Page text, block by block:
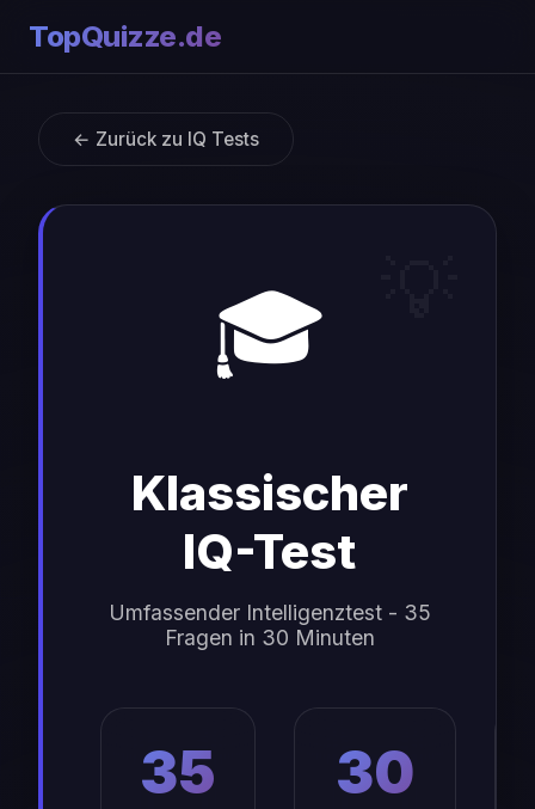
TopQuizze.de
← Zurück zu IQ Tests
🎓
Klassischer
IQ-Test
Umfassender Intelligenztest - 35
Fragen in 30 Minuten
35 30